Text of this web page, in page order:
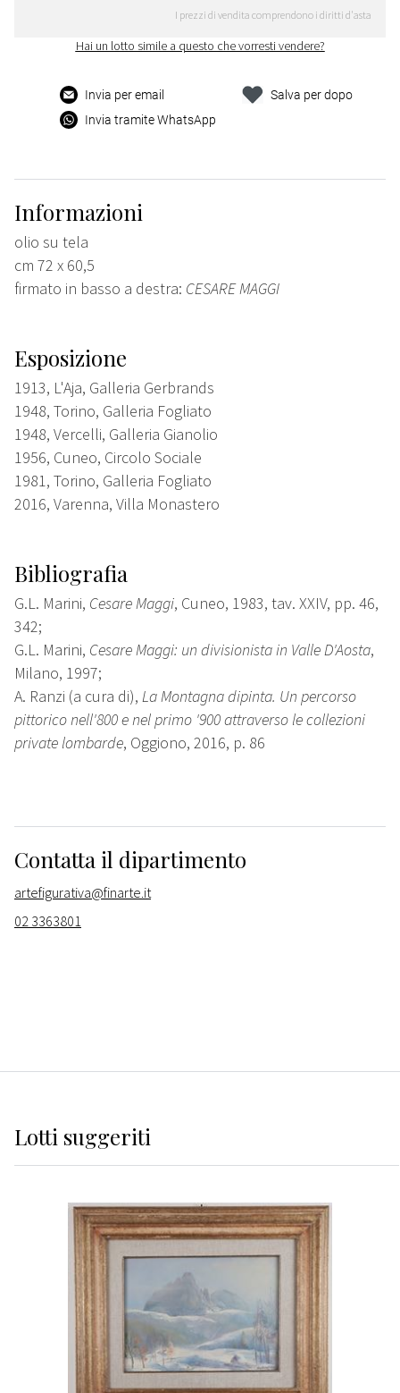
I prezzi di vendita comprendono i diritti d'asta
Hai un lotto simile a questo che vorresti vendere?
Invia per email
Invia tramite WhatsApp
Salva per dopo
Informazioni
olio su tela
cm 72 x 60,5
firmato in basso a destra: CESARE MAGGI
Esposizione
1913, L'Aja, Galleria Gerbrands
1948, Torino, Galleria Fogliato
1948, Vercelli, Galleria Gianolio
1956, Cuneo, Circolo Sociale
1981, Torino, Galleria Fogliato
2016, Varenna, Villa Monastero
Bibliografia
G.L. Marini, Cesare Maggi, Cuneo, 1983, tav. XXIV, pp. 46,
342;
G.L. Marini, Cesare Maggi: un divisionista in Valle D'Aosta,
Milano, 1997;
A. Ranzi (a cura di), La Montagna dipinta. Un percorso
pittorico nell'800 e nel primo '900 attraverso le collezioni
private lombarde, Oggiono, 2016, p. 86
Contatta il dipartimento
artefigurativa@finarte.it
02 3363801
Lotti suggeriti